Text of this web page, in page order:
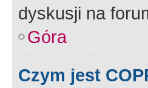
dyskusji na
Góra
Czym jest